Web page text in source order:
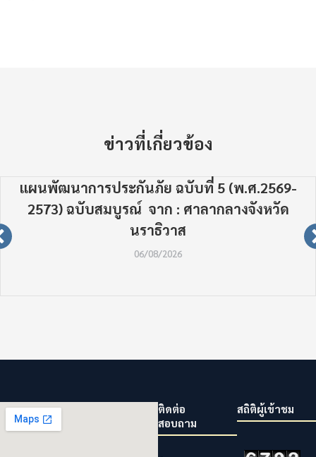
ข่าวที่เกี่ยวข้อง
แผนพัฒนาการประกันภัย ฉบับที่ 5 (พ.ศ.2569-
2573) ฉบับสมบูรณ์ จาก : ศาลากลางจังหวัด
นราธิวาส
06/08/2026
ติดต่อ
สอบถาม
สถิติผู้เข้าชม